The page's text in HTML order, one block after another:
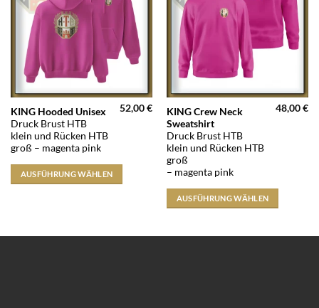
KING Hooded Unisex
Druck Brust HTB
klein und Rücken HTB
groß – magenta pink
52,00€
AUSFÜHRUNG WÄHLEN
Dieses
Produkt
weist
mehrere
Varianten
auf.
KING Crew Neck
Sweatshirt
Druck Brust HTB
klein und Rücken HTB
groß
– magenta pink
48,00€
AUSFÜHRUNG WÄHLEN
Dieses
Produkt
weist
mehrere
Varianten
Die